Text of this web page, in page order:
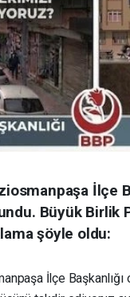
İlçe
Büyük Birlik
şöyle oldu:
İlçe